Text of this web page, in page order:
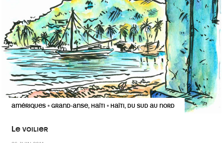
AMÉRIQUES • GRAND-ANSE, HAÏTI • HAÏTI, DU SUD AU NORD
Le voilier